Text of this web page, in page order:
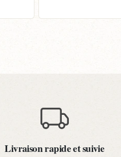
Livraison rapide et suivie